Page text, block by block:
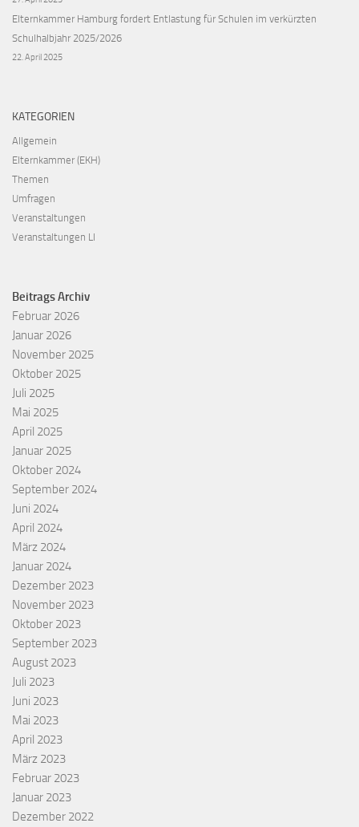
Elternkammer Hamburg fordert Entlastung für Schulen im verkürzten
Schulhalbjahr 2025/2026
22. April 2025
KATEGORIEN
Allgemein
Elternkammer (EKH)
Themen
Umfragen
Veranstaltungen
Veranstaltungen LI
Beitrags Archiv
Februar 2026
Januar 2026
November 2025
Oktober 2025
Juli 2025
Mai 2025
April 2025
Januar 2025
Oktober 2024
September 2024
Juni 2024
April 2024
März 2024
Januar 2024
Dezember 2023
November 2023
Oktober 2023
September 2023
August 2023
Juli 2023
Juni 2023
Mai 2023
April 2023
März 2023
Februar 2023
Januar 2023
Dezember 2022